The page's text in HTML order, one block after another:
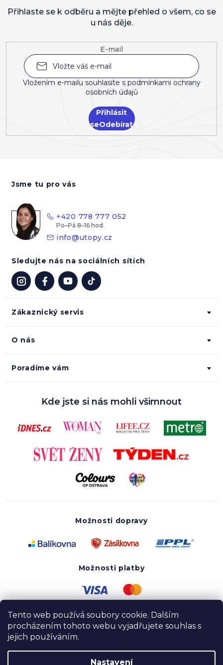
Tento web používá soubory cookie. Dalším
procházením tohoto webu vyjadřujete souhlas s
jejich používáním.
Nastavení
E-mail
Vložením e-mailu souhlasíte s podmínkami ochrany
osobních údajů
Přihlásit
se
Přihlaste se k odběru a mějte přehled o všem, co se
u nás děje.
Zákaznický servis
O nás
Poradíme vám
Jsme tu pro vás
+420 778 777 052
info@utopy.cz
Sledujte nás na sociálních sítích
Kde jste si nás mohli všimnout
Možnosti dopravy
Možnosti platby